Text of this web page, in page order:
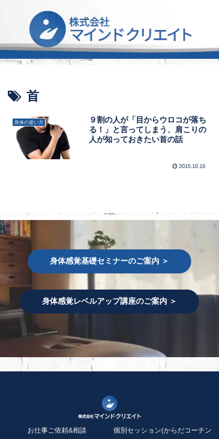
首
身体の使い方
９割の人が「目からウロコが落ち
る！」と言ってしまう、肩こりの
人が知っておきたい首の話
2015.10.16
身体感覚基礎セミナーのご案内 ＞
身体感覚レベルアップ講座のご案内 ＞
お仕事ご依頼&相談
個別セッション(からだコーチン